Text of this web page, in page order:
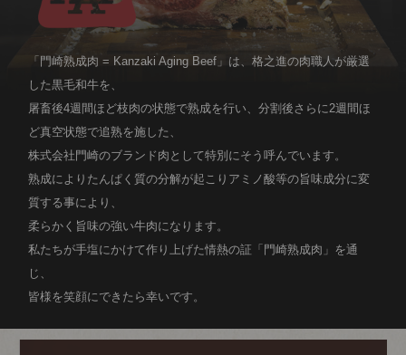
「門崎熟成肉 = Kanzaki Aging Beef」は、格之進の肉職人が厳選
した黒毛和牛を、
屠畜後4週間ほど枝肉の状態で熟成を行い、分割後さらに2週間ほ
ど真空状態で追熟を施した、
株式会社門崎のブランド肉として特別にそう呼んでいます。
熟成によりたんぱく質の分解が起こりアミノ酸等の旨味成分に変
質する事により、
柔らかく旨味の強い牛肉になります。
私たちが手塩にかけて作り上げた情熱の証「門崎熟成肉」を通
じ、
皆様を笑顔にできたら幸いです。